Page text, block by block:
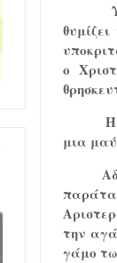
ο
Η
μια
την
γάμο